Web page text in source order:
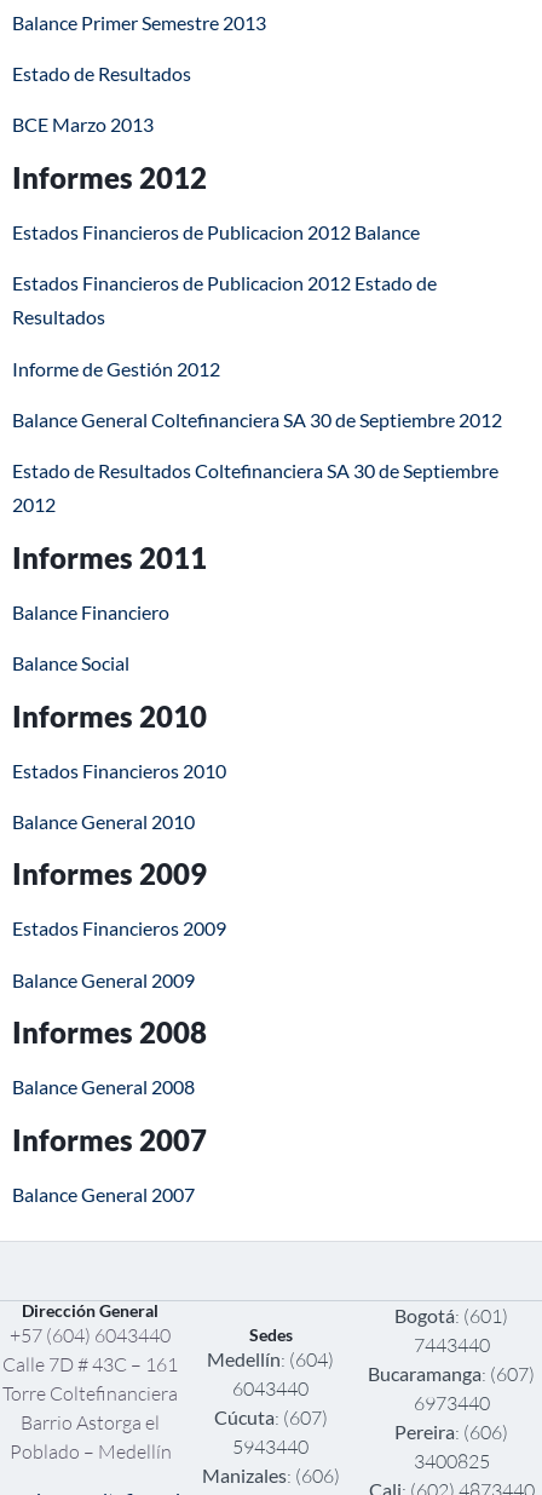
Balance Primer Semestre 2013
Estado de Resultados
BCE Marzo 2013
Informes 2012
Estados Financieros de Publicacion 2012 Balance
Estados Financieros de Publicacion 2012 Estado de
Resultados
Informe de Gestión 2012
Balance General Coltefinanciera SA 30 de Septiembre 2012
Estado de Resultados Coltefinanciera SA 30 de Septiembre
2012
Informes 2011
Balance Financiero
Balance Social
Informes 2010
Estados Financieros 2010
Balance General 2010
Informes 2009
Estados Financieros 2009
Balance General 2009
Informes 2008
Balance General 2008
Informes 2007
Balance General 2007
Dirección General
+57 (604) 6043440
Calle 7D # 43C – 161
Torre Coltefinanciera
Barrio Astorga el
Poblado – Medellín
Sedes
Medellín: (604)
6043440
Cúcuta: (607)
5943440
Manizales: (606)
Bogotá: (601)
7443440
Bucaramanga: (607)
6973440
Pereira: (606)
3400825
Cali: (602) 4873440